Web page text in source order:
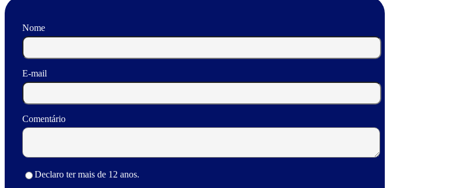
Nome
E-mail
Comentário
Declaro ter mais de 12 anos.